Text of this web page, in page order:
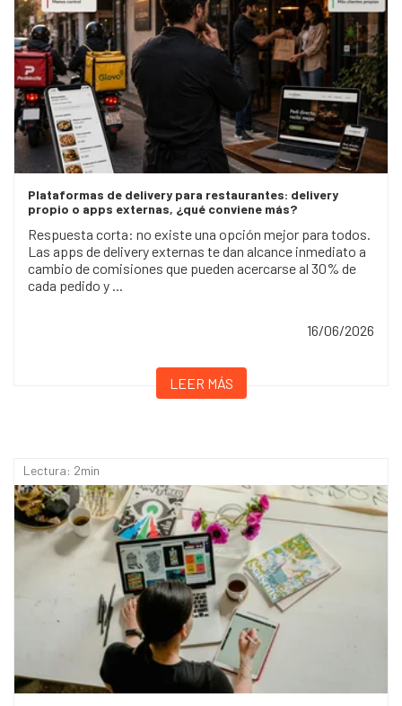
Plataformas de delivery para restaurantes: delivery
propio o apps externas, ¿qué conviene más?
Respuesta corta: no existe una opción mejor para todos.
Las apps de delivery externas te dan alcance inmediato a
cambio de comisiones que pueden acercarse al 30% de
cada pedido y ...
16/06/2026
LEER MÁS
Lectura: 2min